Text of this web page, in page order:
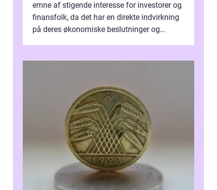
emne af stigende interesse for investorer og
finansfolk, da det har en direkte indvirkning
på deres økonomiske beslutninger og